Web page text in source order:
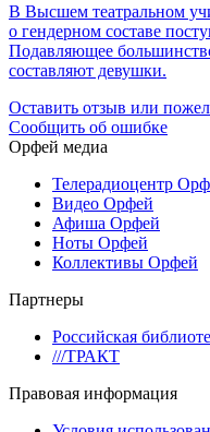
В Высшем театральном
о гендерном составе
Подавляющее
составляют девушки.
Оставить отзыв или
Сообщить об ошибке
Орфей медиа
Телерадиоцентр
Видео Орфей
Афиша Орфей
Ноты Орфей
Коллективы Орфей
Партнеры
Российская
///ТРАКТ
Правовая информация